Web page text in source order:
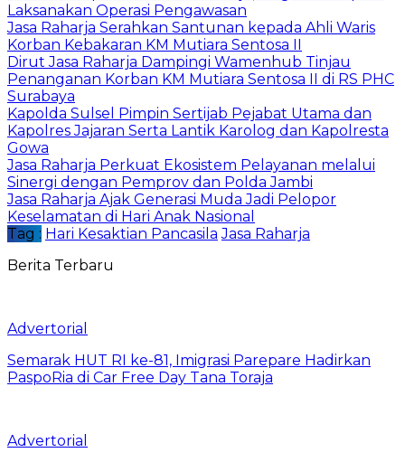
Laksanakan Operasi Pengawasan
Jasa Raharja Serahkan Santunan kepada Ahli Waris
Korban Kebakaran KM Mutiara Sentosa II
Dirut Jasa Raharja Dampingi Wamenhub Tinjau
Penanganan Korban KM Mutiara Sentosa II di RS PHC
Surabaya
Kapolda Sulsel Pimpin Sertijab Pejabat Utama dan
Kapolres Jajaran Serta Lantik Karolog dan Kapolresta
Gowa
Jasa Raharja Perkuat Ekosistem Pelayanan melalui
Sinergi dengan Pemprov dan Polda Jambi
Jasa Raharja Ajak Generasi Muda Jadi Pelopor
Keselamatan di Hari Anak Nasional
Tag : Hari Kesaktian Pancasila Jasa Raharja
Berita Terbaru
Advertorial
Semarak HUT RI ke-81, Imigrasi Parepare Hadirkan
PaspoRia di Car Free Day Tana Toraja
Advertorial